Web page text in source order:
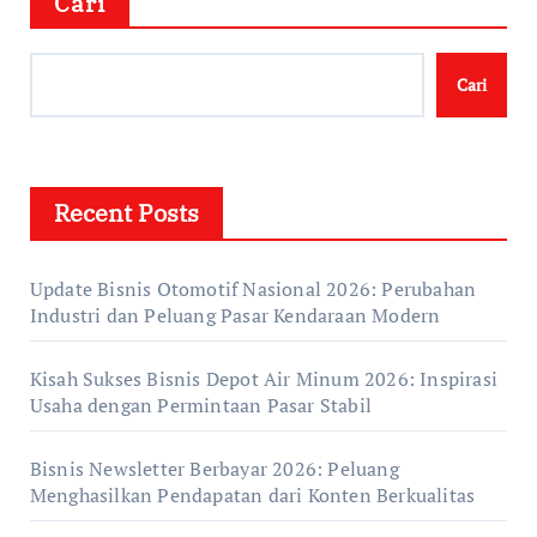
Cari
Recent Posts
Update Bisnis Otomotif Nasional 2026: Perubahan
Industri dan Peluang Pasar Kendaraan Modern
Kisah Sukses Bisnis Depot Air Minum 2026: Inspirasi
Usaha dengan Permintaan Pasar Stabil
Bisnis Newsletter Berbayar 2026: Peluang
Menghasilkan Pendapatan dari Konten Berkualitas